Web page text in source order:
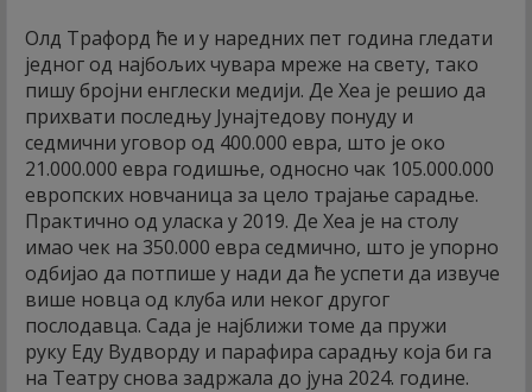
Олд Трафорд ће и у наредних пет година гледати
једног од најбољих чувара мреже на свету, тако
пишу бројни енглески медији. Де Хеа је решио да
прихвати последњу Јунајтедову понуду и
седмични уговор од 400.000 евра, што је око
21.000.000 евра годишње, односно чак 105.000.000
европских новчаница за цело трајање сарадње.
Практично од уласка у 2019. Де Хеа је на столу
имао чек на 350.000 евра седмично, што је упорно
одбијао да потпише у нади да ће успети да извуче
више новца од клуба или неког другог
послодавца. Сада је најближи томе да пружи
руку Еду Вудворду и парафира сарадњу која би га
на Театру снова задржала до јуна 2024. године.